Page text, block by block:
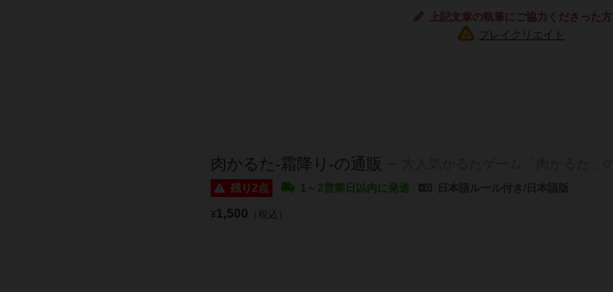
上記文章の執筆にご協力くださった方
プレイクリエイト
肉かるた-霜降り-の通販
残り2点 1～2営業日以内に発送
¥1,500 （税込）